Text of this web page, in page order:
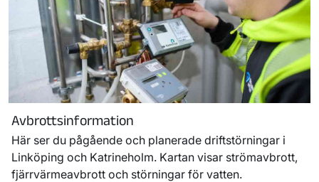
Avbrottsinformation
Här ser du pågående och planerade driftstörningar i
Linköping och Katrineholm. Kartan visar strömavbrott,
fjärrvärmeavbrott och störningar för vatten.